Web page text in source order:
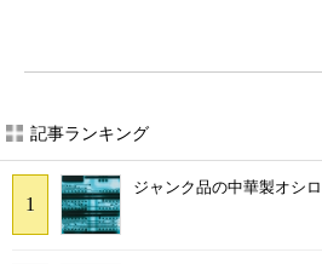
記事ランキング
ジャンク品の中華製オシ